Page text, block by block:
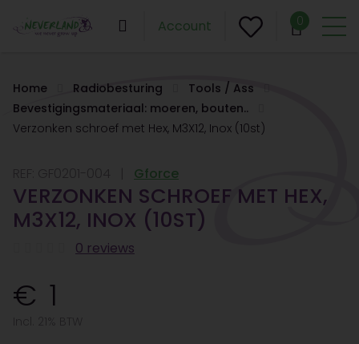
Account 0
Home Radiobesturing
Tools / Ass
Bevestigingsmateriaal: moeren, bouten..
Verzonken schroef met Hex, M3X12, Inox (10st)
Gforce
VERZONKEN SCHROEF MET HEX,
M3X12, INOX (10ST)
0 reviews
1